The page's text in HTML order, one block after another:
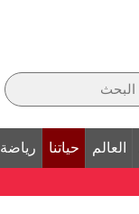
العالم حياتنا رياضة